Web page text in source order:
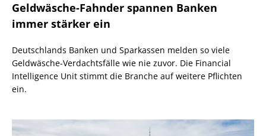
Geldwäsche-Fahnder spannen Banken
immer stärker ein
Deutschlands Banken und Sparkassen melden so viele
Geldwäsche-Verdachtsfälle wie nie zuvor. Die Financial
Intelligence Unit stimmt die Branche auf weitere Pflichten
ein.